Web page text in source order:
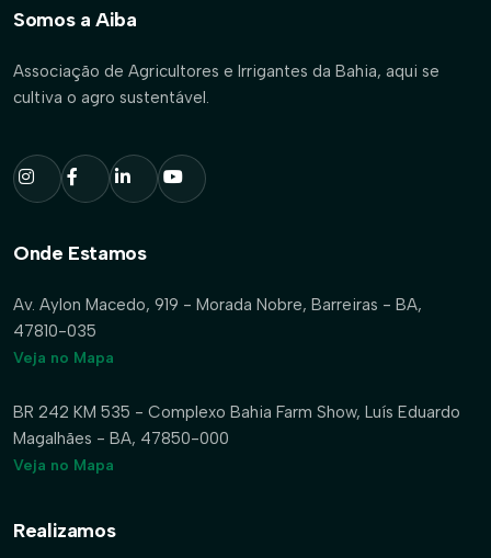
Somos a Aiba
Associação de Agricultores e Irrigantes da Bahia, aqui se
cultiva o agro sustentável.
Onde Estamos
Av. Aylon Macedo, 919 - Morada Nobre, Barreiras - BA,
47810-035
Veja no Mapa
BR 242 KM 535 - Complexo Bahia Farm Show, Luís Eduardo
Magalhães - BA, 47850-000
Veja no Mapa
Realizamos